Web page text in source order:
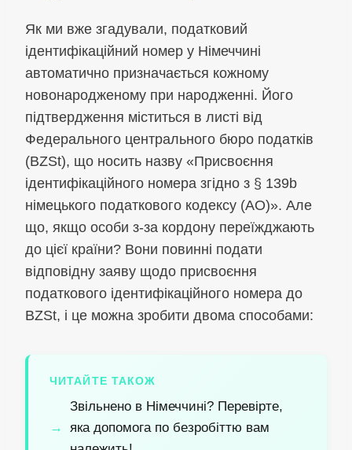
Як ми вже згадували, податковий
ідентифікаційний номер у Німеччині
автоматично призначається кожному
новонародженому при народженні. Його
підтвердження міститься в листі від
Федерального центрального бюро податків
(BZSt), що носить назву «Присвоєння
ідентифікаційного номера згідно з § 139b
німецького податкового кодексу (AO)». Але
що, якщо особи з-за кордону переїжджають
до цієї країни? Вони повинні подати
відповідну заяву щодо присвоєння
податкового ідентифікаційного номера до
BZSt, і це можна зробити двома способами:
ЧИТАЙТЕ ТАКОЖ
Звільнено в Німеччині? Перевірте,
яка допомога по безробіттю вам